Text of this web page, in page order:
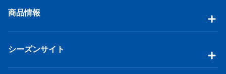
商品情報
シーズンサイト